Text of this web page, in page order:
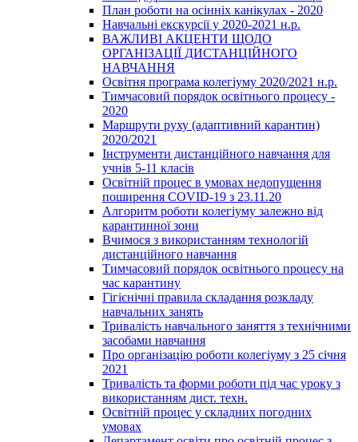
План роботи на осінніх канікулах - 2020
Навчальні екскурсії у 2020-2021 н.р.
ВАЖЛИВІ АКЦЕНТИ ЩОДО
ОРГАНІЗАЦІЇ ДИСТАНЦІЙНОГО
НАВЧАННЯ
Освітня програма колегіуму 2020/2021 н.р.
Тимчасовий порядок освітнього процесу -
2020
Маршрути руху (адаптивний карантин)
2020/2021
Інструменти дистанційного навчання для
учнів 5-11 класів
Освітній процес в умовах недопущення
поширення COVID-19 з 23.11.20
Алгоритм роботи колегіуму залежно від
карантинної зони
Вчимося з використанням технологій
дистанційного навчання
Тимчасовий порядок освітнього процесу на
час карантину
Гігієнічні правила складання розкладу
навчальних занять
Тривалість навчального заняття з технічними
засобами навчання
Про організацію роботи колегіуму з 25 січня
2021
Тривалість та форми роботи під час уроку з
використанням дист. техн.
Освітній процес у складних погодних
умовах